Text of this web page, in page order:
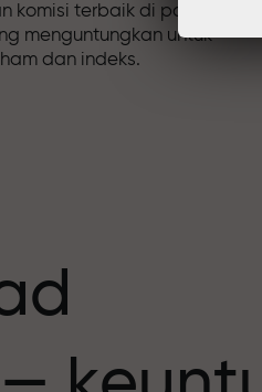
komisi terbaik di pasar, dan
menguntungkan untuk
dan indeks.
Aleš Loprais
unsur-unsur kecepatan